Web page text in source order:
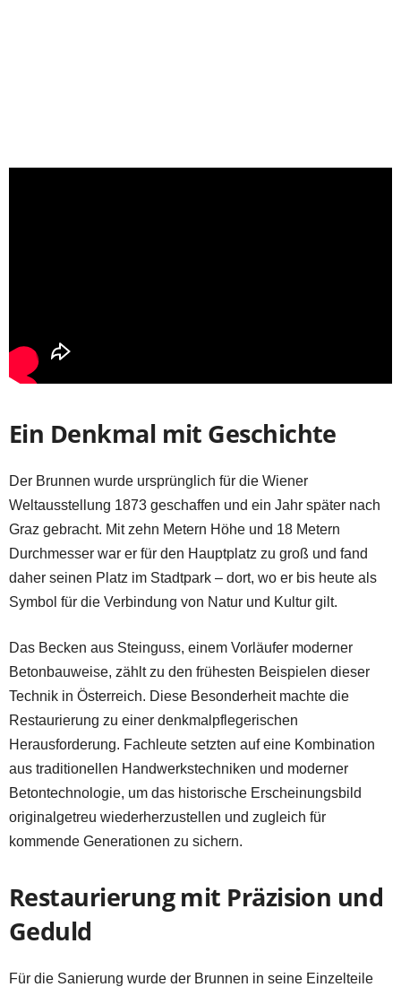
Ein Denkmal mit Geschichte
Der Brunnen wurde ursprünglich für die Wiener
Weltausstellung 1873 geschaffen und ein Jahr später nach
Graz gebracht. Mit zehn Metern Höhe und 18 Metern
Durchmesser war er für den Hauptplatz zu groß und fand
daher seinen Platz im Stadtpark – dort, wo er bis heute als
Symbol für die Verbindung von Natur und Kultur gilt.
Das Becken aus Steinguss, einem Vorläufer moderner
Betonbauweise, zählt zu den frühesten Beispielen dieser
Technik in Österreich. Diese Besonderheit machte die
Restaurierung zu einer denkmalpflegerischen
Herausforderung. Fachleute setzten auf eine Kombination
aus traditionellen Handwerkstechniken und moderner
Betontechnologie, um das historische Erscheinungsbild
originalgetreu wiederherzustellen und zugleich für
kommende Generationen zu sichern.
Restaurierung mit Präzision und
Geduld
Für die Sanierung wurde der Brunnen in seine Einzelteile